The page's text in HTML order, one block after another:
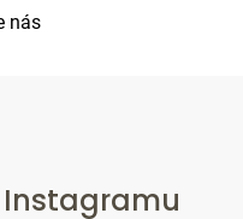
nás